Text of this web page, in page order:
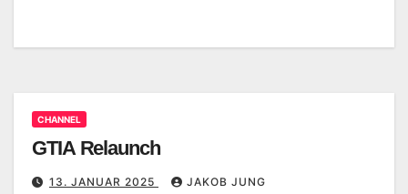
CHANNEL
GTIA Relaunch
13. JANUAR 2025 JAKOB JUNG